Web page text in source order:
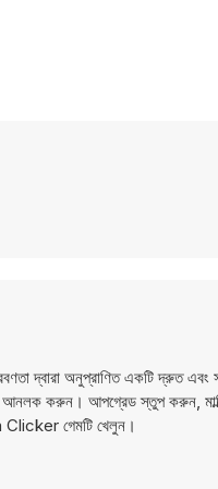
দ্বারা অনুপ্রাণিত একটি দ্রুত এবং
করুন। আপগ্রেড স্তুপ করুন,
গেমটি খেলুন।